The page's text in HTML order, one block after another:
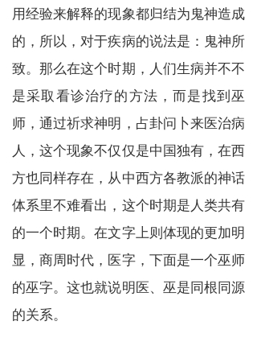
o
n
用经验来解释的现象都归结为鬼神造成
的，所以，对于疾病的说法是：鬼神所
致。那么在这个时期，人们生病并不不
是采取看诊治疗的方法，而是找到巫
师，通过祈求神明，占卦问卜来医治病
人，这个现象不仅仅是中国独有，在西
方也同样存在，从中西方各教派的神话
体系里不难看出，这个时期是人类共有
的一个时期。在文字上则体现的更加明
显，商周时代，医字，下面是一个巫师
的巫字。这也就说明医、巫是同根同源
的关系。